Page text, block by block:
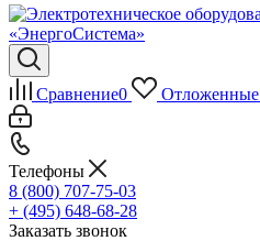
Сравнение0 Отложенные
Телефоны
8 (800) 707-75-03
+ (495) 648-68-28
Заказать звонок